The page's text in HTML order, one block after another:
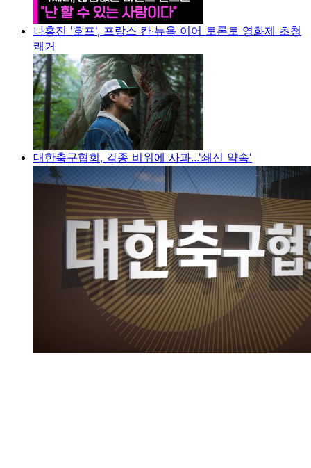
나홍진 '호프', 프랑스 칸·뉴욕 이어 토론토 영화제 초청
쾌거
대한축구협회, 각종 비위에 사과...'쇄신 약속'